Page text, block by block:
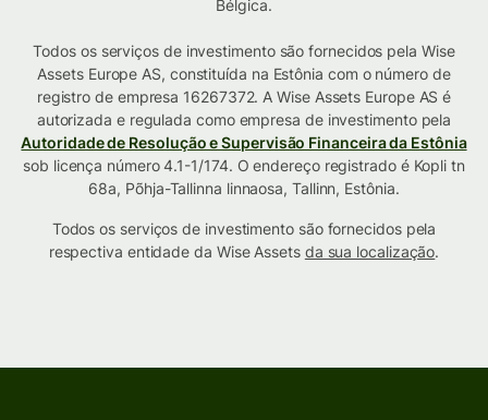
Bélgica.
Todos os serviços de investimento são fornecidos pela Wise
Assets Europe AS, constituída na Estônia com o número de
registro de empresa 16267372. A Wise Assets Europe AS é
autorizada e regulada como empresa de investimento pela
Autoridade de Resolução e Supervisão Financeira da Estônia
sob licença número 4.1-1/174. O endereço registrado é Kopli tn
68a, Põhja-Tallinna linnaosa, Tallinn, Estônia.
Todos os serviços de investimento são fornecidos pela
respectiva entidade da Wise Assets da sua localização.